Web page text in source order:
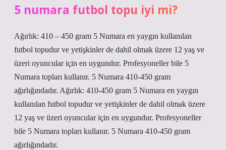
5 numara futbol topu iyi mi?
Ağırlık: 410 – 450 gram 5 Numara en yaygın kullanılan
futbol topudur ve yetişkinler de dahil olmak üzere 12 yaş ve
üzeri oyuncular için en uygundur. Profesyoneller bile 5
Numara topları kullanır. 5 Numara 410-450 gram
ağırlığındadır. Ağırlık: 410-450 gram 5 Numara en yaygın
kullanılan futbol topudur ve yetişkinler de dahil olmak üzere
12 yaş ve üzeri oyuncular için en uygundur. Profesyoneller
bile 5 Numara topları kullanır. 5 Numara 410-450 gram
ağırlığındadır.